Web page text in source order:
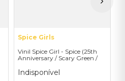
Spice Girls
Vinil Spice Girl - Spice (25th
Anniversary / Scary Green /
Indisponível